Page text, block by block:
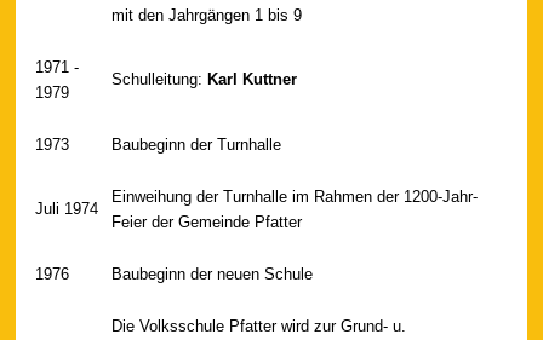
mit den Jahrgängen 1 bis 9
1971 -
1979
Schulleitung: Karl Kuttner
1973 Baubeginn der Turnhalle
Juli 1974
Einweihung der Turnhalle im Rahmen der 1200-Jahr-
Feier der Gemeinde Pfatter
1976 Baubeginn der neuen Schule
Die Volksschule Pfatter wird zur Grund- u.